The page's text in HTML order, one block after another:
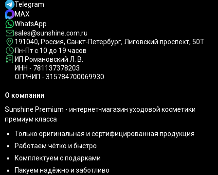
Telegram
MAX
WhatsApp
sales@sunshine.com.ru
191040, Россия, Санкт-Петербург, Лиговский проспект, 50Т
Пн-Пт с 10 до 19 часов
ИП Романовский Л. В.
ИНН - 781137378203
ОГРНИП - 315784700069930
О компании
Sunshine Premium - интернет-магазин уходовой косметики
премиум класса
Только оригинальная и сертифицированная продукция
Работаем чётко и быстро
Комплектуем с подарками
Пакуем надёжно и заботливо